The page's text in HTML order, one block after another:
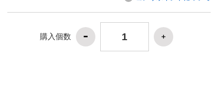
購入個数